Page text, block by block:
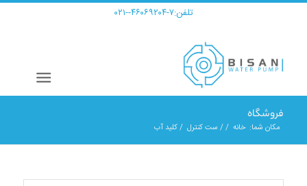
تلفن:۷-۴۶۰۶۹۲۰۴--۰۲۱
فروشگاه
مکان شما: خانه /
/ ست کنترل /کلید آب